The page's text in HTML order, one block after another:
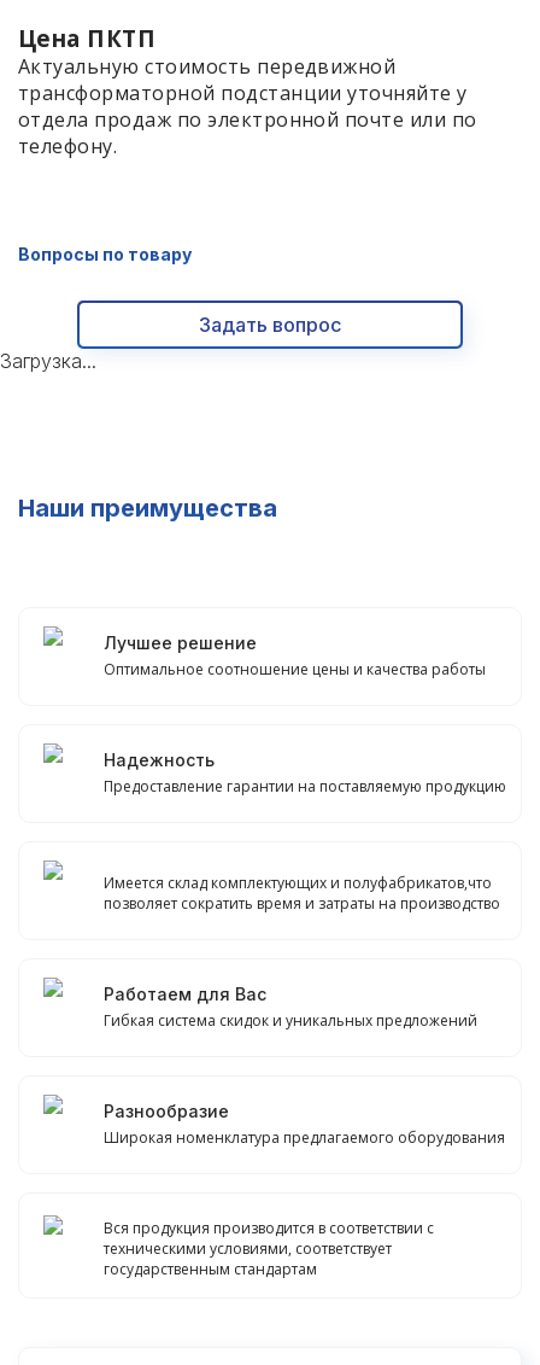
Цена ПКТП
Актуальную стоимость передвижной
трансформаторной подстанции уточняйте у
отдела продаж по электронной почте или по
телефону.
Вопросы по товару
Задать вопрос
Загрузка...
Наши преимущества
Лучшее решение
Оптимальное соотношение цены и качества работы
Надежность
Предоставление гарантии на поставляемую продукцию
Имеется склад комплектующих и полуфабрикатов,что
позволяет сократить время и затраты на производство
Работаем для Вас
Гибкая система скидок и уникальных предложений
Разнообразие
Широкая номенклатура предлагаемого оборудования
Вся продукция производится в соответствии с
техническими условиями, соответствует
государственным стандартам